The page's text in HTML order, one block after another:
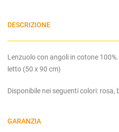
DESCRIZIONE
Lenzuolo con angoli in cotone
letto (50 x 90 cm)
Disponibile nei seguenti colori: rosa,
GARANZIA